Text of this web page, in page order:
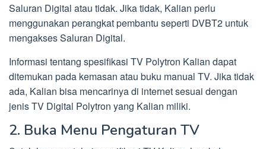
Saluran Digital atau tidak. Jika tidak, Kalian perlu
menggunakan perangkat pembantu seperti DVBT2 untuk
mengakses Saluran Digital.
Informasi tentang spesifikasi TV Polytron Kalian dapat
ditemukan pada kemasan atau buku manual TV. Jika tidak
ada, Kalian bisa mencarinya di internet sesuai dengan
jenis TV Digital Polytron yang Kalian miliki.
2. Buka Menu Pengaturan TV